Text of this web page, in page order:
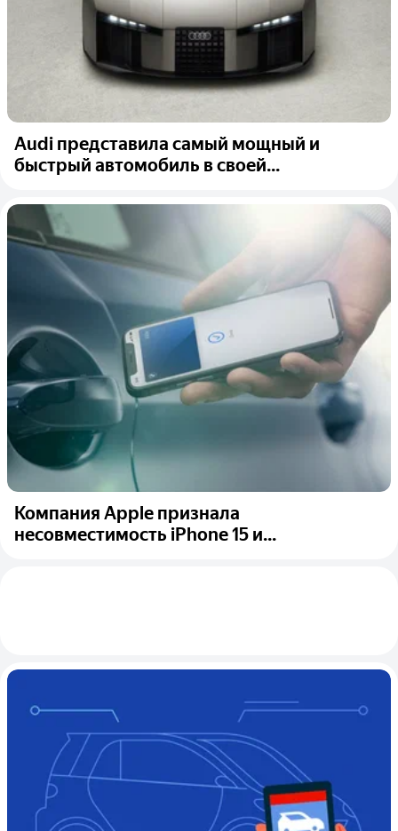
Audi представила самый мощный и
быстрый автомобиль в своей...
Компания Apple признала
несовместимость iPhone 15 и...